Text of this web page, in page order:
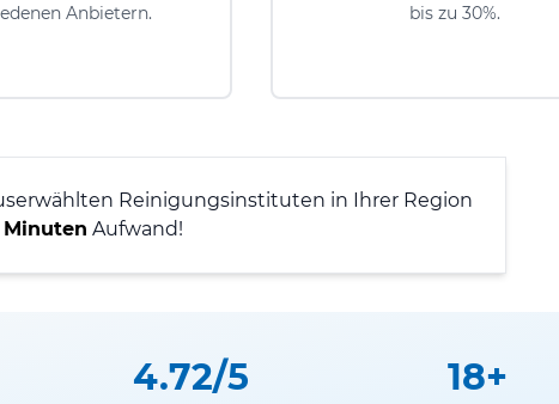
Anbietern.
bis zu 30%.
Reinigungsinstituten in Ihrer Region
Minuten Aufwand!
4.72/5 18+